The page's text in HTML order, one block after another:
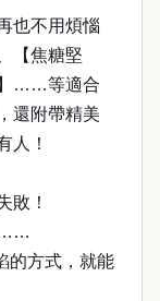
也不用煩惱
【焦糖堅
】……等適合
還附帶精美
人！
敗！
……
的方式，就能